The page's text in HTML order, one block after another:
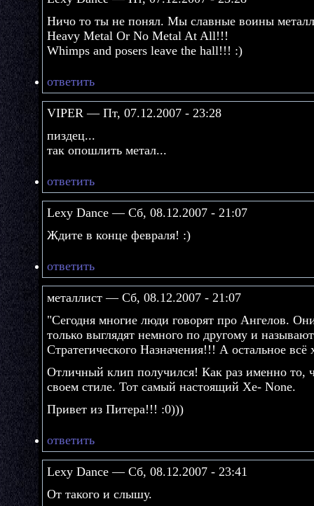
Ничо то ты не понял. Мы славные воины
Heavy Metal Or No Metal At All!!!
Whimps and posers leave the hall!!! :)
ответить
VIPER — Пт, 07.12.2007 - 23:28
пиздец...
так опошлить метал...
ответить
Lexy Dance — Сб, 08.12.2007 - 21:07
Ждите в конце февраля! :)
ответить
металлист — Сб, 08.12.2007 - 21:07
"Сегодня многие люди говорят про Ангелов.
только выглядят немного по другому и
Стратегического Назначения!!! А остальное всё
Отличный клип получился! Как раз именно то,
своем стиле. Тот самый настоящий Xe- None.
Привет из Питера!!! :0)))
ответить
Lexy Dance — Сб, 08.12.2007 - 23:41
От такого и слышу.